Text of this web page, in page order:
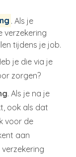
. Als je
verzekering
tijdens je job.
je die via je
zorgen?
. Als je na je
ook als dat
voor de
aan